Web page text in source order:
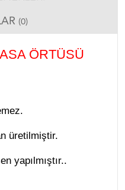
(0)
ÖRTÜSÜ
üretilmiştir.
yapılmıştır..